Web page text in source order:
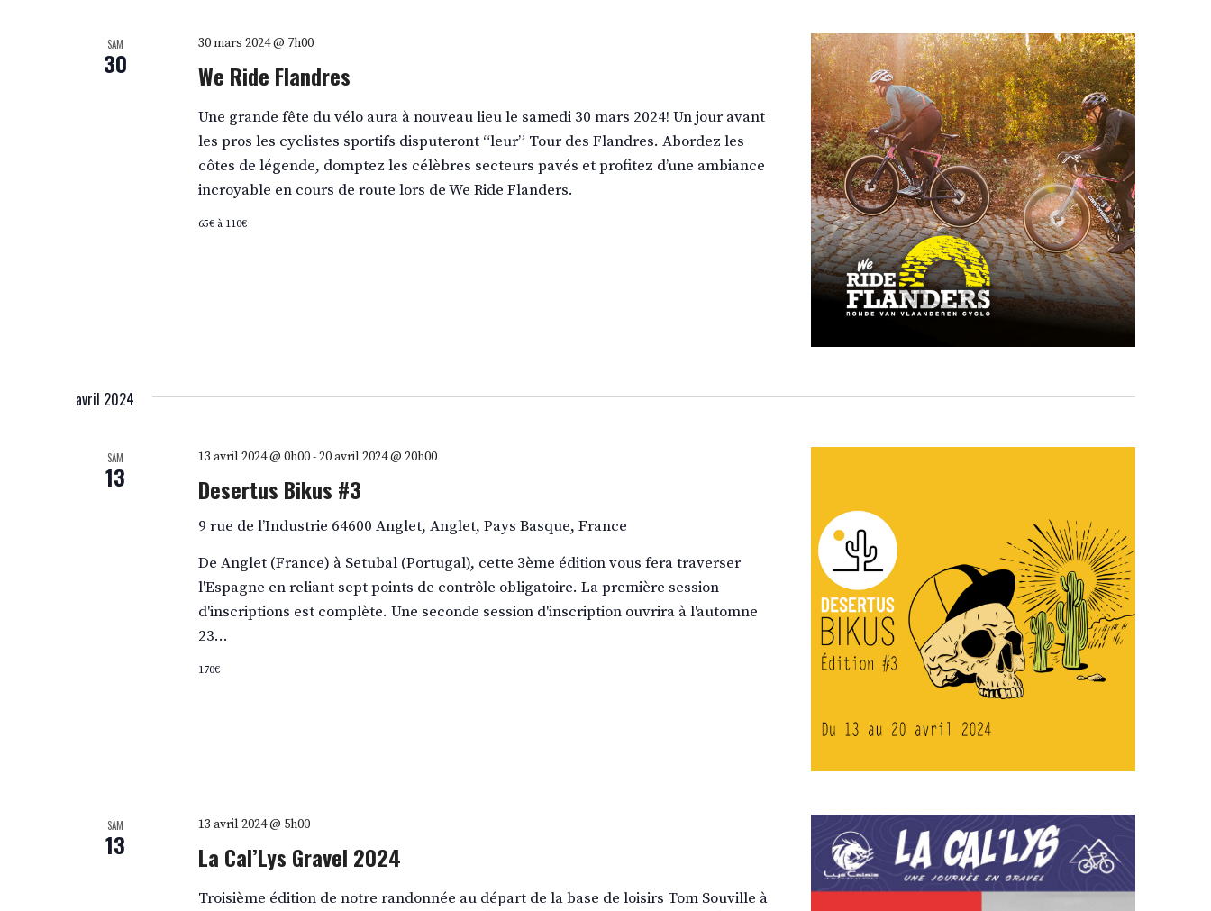
SAM
30 We Ride Flandres
30 mars 2024 @ 7h00
Une grande fête du vélo aura à nouveau lieu le samedi 30 mars 2024! Un jour avant
les pros les cyclistes sportifs disputeront “leur” Tour des Flandres. Abordez les
côtes de légende, domptez les célèbres secteurs pavés et profitez d’une ambiance
incroyable en cours de route lors de We Ride Flanders.
65€ à 110€
avril 2024
SAM
13 Desertus Bikus #3
13 avril 2024 @ 0h00-20 avril 2024 @ 20h00
9 rue de l’Industrie 64600 Anglet, Anglet, Pays Basque, France
De Anglet (France) à Setubal (Portugal), cette 3ème édition vous fera traverser
l'Espagne en reliant sept points de contrôle obligatoire. La première session
d'inscriptions est complète. Une seconde session d'inscription ouvrira à l'automne
23…
170€
SAM
13 La Cal’Lys Gravel 2024
13 avril 2024 @ 5h00
Troisième édition de notre randonnée au départ de la base de loisirs Tom Souville à